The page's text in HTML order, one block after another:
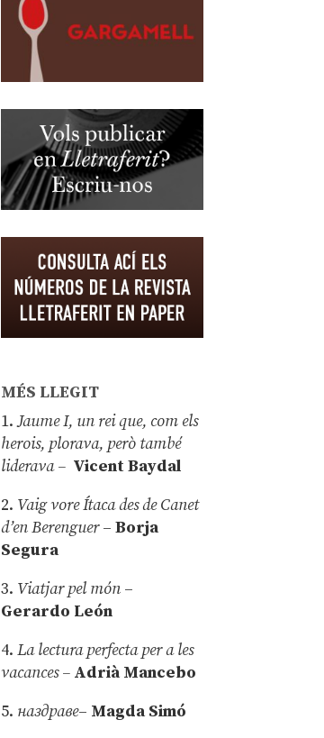
MÉS LLEGIT
1.Jaume I, un rei que, com els
herois, plorava, però també
liderava – Vicent Baydal
2. Vaig vore Ítaca des de Canet
d’en Berenguer–Borja
Segura
3. Viatjar pel món –
Gerardo León
4.La lectura perfecta per a les
vacances – Adrià Mancebo
5. наздраве– Magda Simó